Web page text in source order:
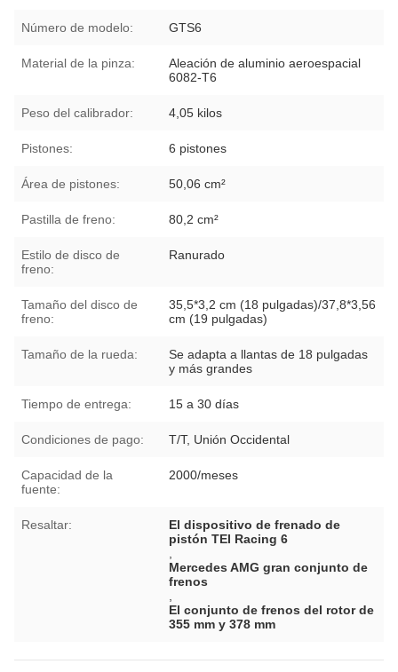
Número de modelo: GTS6
Material de la pinza:
Aleación de aluminio aeroespacial
6082-T6
Peso del calibrador: 4,05 kilos
Pistones: 6 pistones
Área de pistones: 50,06 cm²
Pastilla de freno: 80,2 cm²
Estilo de disco de
freno:
Ranurado
Tamaño del disco de
freno:
35,5*3,2 cm (18 pulgadas)/37,8*3,56
cm (19 pulgadas)
Tamaño de la rueda:
Se adapta a llantas de 18 pulgadas
y más grandes
Tiempo de entrega: 15 a 30 días
Condiciones de pago: T/T, Unión Occidental
Capacidad de la
fuente:
2000/meses
Resaltar:
El dispositivo de frenado de
pistón TEI Racing 6
Mercedes AMG gran conjunto de
frenos
El conjunto de frenos del rotor de
355 mm y 378 mm